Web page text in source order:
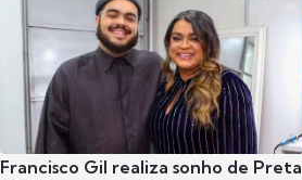
Francisco Gil realiza sonho de Preta